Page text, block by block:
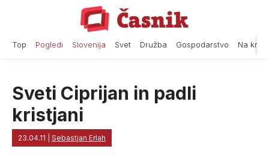
Top Pogledi Slovenija Svet Družba Gospodarstvo Na
Sveti Ciprijan in padli
kristjani
23.04.11 Sebastjan Erlah